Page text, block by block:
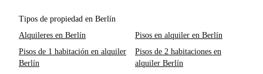
Tipos de propiedad en Berlín
Alquileres en Berlín
Pisos en alquiler en Berlín
Pisos de 1 habitación en alquiler
Berlín
Pisos de 2 habitaciones en
alquiler Berlín